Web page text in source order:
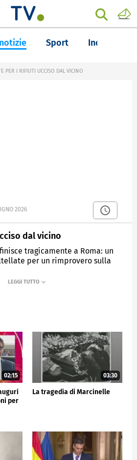
Sport Inchieste
PER I RIFIUTI UCCISO DAL VICINO
2026
dal vicino
tragicamente a Roma: un
per un rimprovero sulla
02:15
per
03:30
La tragedia di Marcinelle